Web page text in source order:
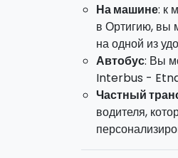
На машине: к
в Ортигию, вы
на одной из
Автобус: Вы
Interbus -
Частный
водителя,